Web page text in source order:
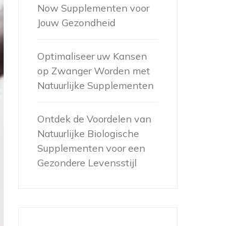
Now Supplementen voor
Jouw Gezondheid
Optimaliseer uw Kansen
op Zwanger Worden met
Natuurlijke Supplementen
Ontdek de Voordelen van
Natuurlijke Biologische
Supplementen voor een
Gezondere Levensstijl